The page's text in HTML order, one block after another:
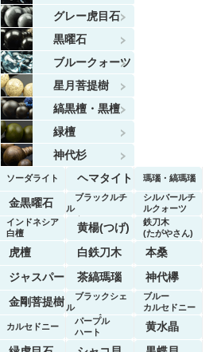
グレー虎目石
黒曜石
ブルークォーツ
星月菩提樹
縞黒檀・黒檀
緑檀
神代杉
ソーダライト ヘマタイト 瑪瑙・縞瑪瑙
金黒曜石
ブラックルチ
ル
クォーツ
シルバールチ
ルクォーツ
インドネシア
白檀
黄楊(つげ)
鉄刀木
(たがやさん)
虎檀 白鉄刀木
本桑
ジャスパー 茶縞瑪瑙
神代欅
金剛菩提樹
ブラックシェ
ル
マーブル
ブルー
カルセドニー
カルセドニー
パープル
ハート
黄水晶